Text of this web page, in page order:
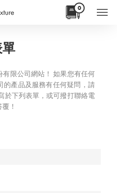
0
限公司網站！ 如果您有任何
的產品及服務有任何疑問，請
於下列表單，或可撥打聯絡電
！